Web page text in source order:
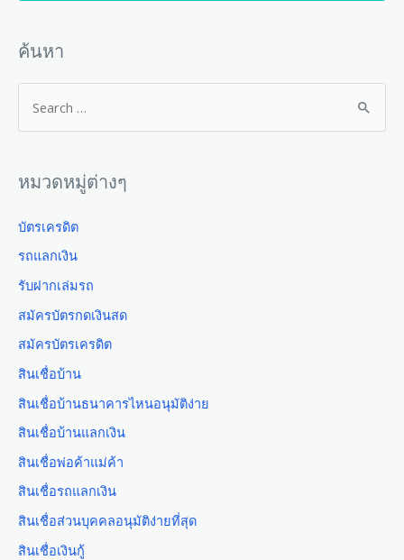
ค้นหา
หมวดหมู่ต่างๆ
บัตรเครดิต
รถแลกเงิน
รับฝากเล่มรถ
สมัครบัตรกดเงินสด
สมัครบัตรเครดิต
สินเชื่อบ้าน
สินเชื่อบ้านธนาคารไหนอนุมัติง่าย
สินเชื่อบ้านแลกเงิน
สินเชื่อพ่อค้าแม่ค้า
สินเชื่อรถแลกเงิน
สินเชื่อส่วนบุคคลอนุมัติง่ายที่สุด
สินเชื่อเงินกู้